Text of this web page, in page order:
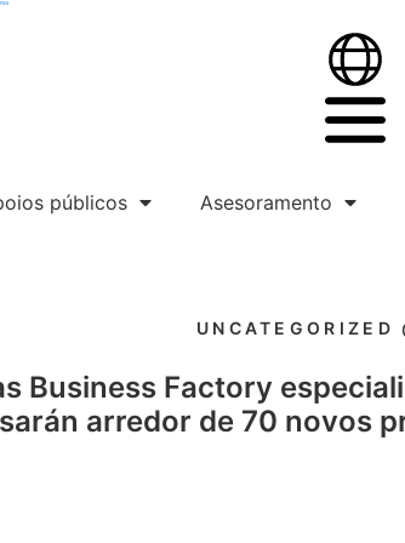
públicos Asesoramento
UNCATEGORIZED
Business Factory
arredor de 70 novos